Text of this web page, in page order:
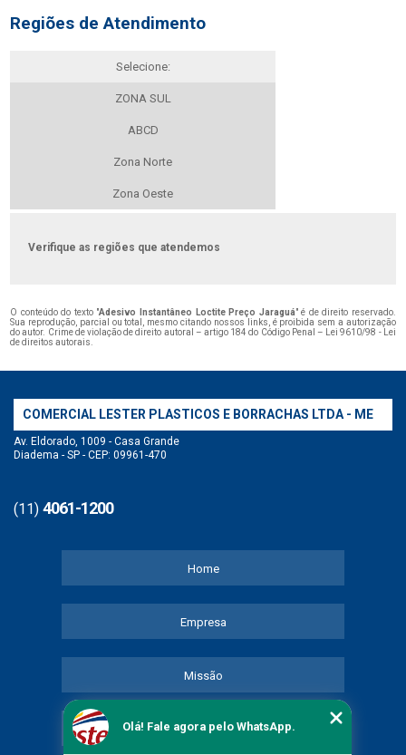
Regiões de Atendimento
Selecione:
ZONA SUL
ABCD
Zona Norte
Zona Oeste
Verifique as regiões que atendemos
O conteúdo do texto "Adesivo Instantâneo Loctite Preço Jaraguá" é de direito reservado.
Sua reprodução, parcial ou total, mesmo citando nossos links, é proibida sem a autorização
do autor. Crime de violação de direito autoral – artigo 184 do Código Penal – Lei 9610/98 - Lei
de direitos autorais.
COMERCIAL LESTER PLASTICOS E BORRACHAS LTDA - ME
Av. Eldorado, 1009 - Casa Grande
Diadema - SP - CEP: 09961-470
(11) 4061-1200
Home
Empresa
Missão
Serviços
Olá! Fale agora pelo WhatsApp.